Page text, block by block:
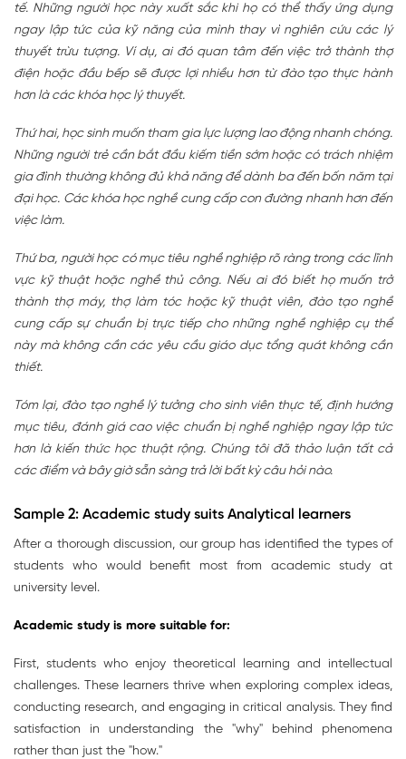
tế. Những người học này xuất sắc khi họ có thể thấy ứng dụng
ngay lập tức của kỹ năng của mình thay vì nghiên cứu các lý
thuyết trừu tượng. Ví dụ, ai đó quan tâm đến việc trở thành thợ
điện hoặc đầu bếp sẽ được lợi nhiều hơn từ đào tạo thực hành
hơn là các khóa học lý thuyết.
Thứ hai, học sinh muốn tham gia lực lượng lao động nhanh chóng.
Những người trẻ cần bắt đầu kiếm tiền sớm hoặc có trách nhiệm
gia đình thường không đủ khả năng để dành ba đến bốn năm tại
đại học. Các khóa học nghề cung cấp con đường nhanh hơn đến
việc làm.
Thứ ba, người học có mục tiêu nghề nghiệp rõ ràng trong các lĩnh
vực kỹ thuật hoặc nghề thủ công. Nếu ai đó biết họ muốn trở
thành thợ máy, thợ làm tóc hoặc kỹ thuật viên, đào tạo nghề
cung cấp sự chuẩn bị trực tiếp cho những nghề nghiệp cụ thể
này mà không cần các yêu cầu giáo dục tổng quát không cần
thiết.
Tóm lại, đào tạo nghề lý tưởng cho sinh viên thực tế, định hướng
mục tiêu, đánh giá cao việc chuẩn bị nghề nghiệp ngay lập tức
hơn là kiến thức học thuật rộng. Chúng tôi đã thảo luận tất cả
các điểm và bây giờ sẵn sàng trả lời bất kỳ câu hỏi nào.
Sample 2: Academic study suits Analytical learners
After a thorough discussion, our group has identified the types of
students who would benefit most from academic study at
university level.
Academic study is more suitable for:
First, students who enjoy theoretical learning and intellectual
challenges. These learners thrive when exploring complex ideas,
conducting research, and engaging in critical analysis. They find
satisfaction in understanding the "why" behind phenomena
rather than just the "how."